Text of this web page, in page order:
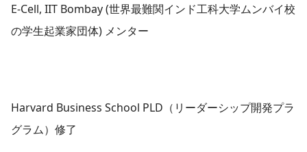
E-Cell, IIT Bombay (世界最難関インド工科大学ムンバイ校
の学生起業家団体) メンター
Harvard Business School PLD（リーダーシップ開発プラ
グラム）修了